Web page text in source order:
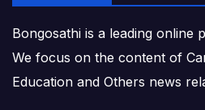
Bongosathi is a leading online
We focus on the content of
Education and Others news